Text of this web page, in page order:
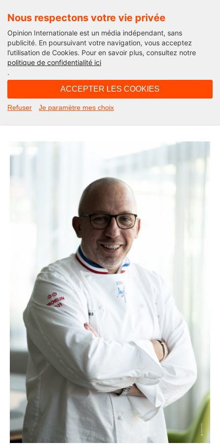
Nous respectons votre vie privée
Opinion Internationale est un média indépendant, sans
publicité. En poursuivant votre navigation, vous acceptez
l’utilisation de Cookies. Pour en savoir plus, consultez notre
politique de confidentialité ici
.
ACCEPTER LES COOKIES
Refuser Je paramètre mes choix
La France selon les chefs
Franck Putelat, le seigneur de